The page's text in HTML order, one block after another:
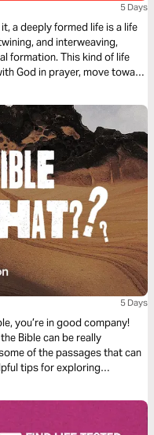
5 Days
a deeply formed life is a life
and interweaving,
formation. This kind of life
God in prayer, move toward
5 Days
you’re in good company!
Bible can be really
of the passages that can
tips for exploring